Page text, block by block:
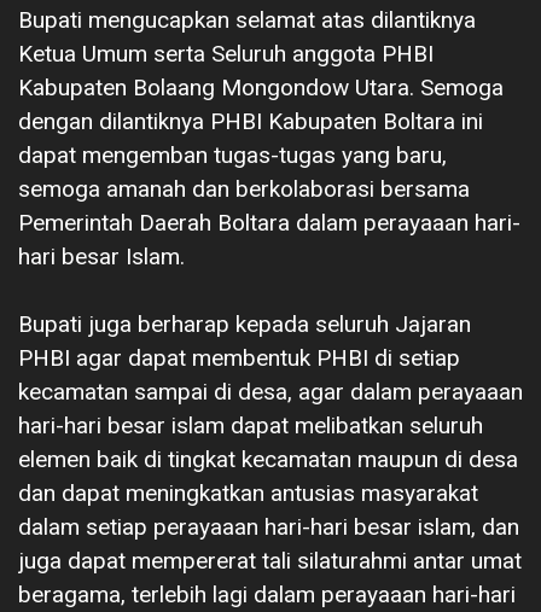
Bupati mengucapkan selamat atas dilantiknya
Ketua Umum serta Seluruh anggota PHBI
Kabupaten Bolaang Mongondow Utara. Semoga
dengan dilantiknya PHBI Kabupaten Boltara ini
dapat mengemban tugas-tugas yang baru,
semoga amanah dan berkolaborasi bersama
Pemerintah Daerah Boltara dalam perayaaan hari-
hari besar Islam.
‎Bupati juga berharap kepada seluruh Jajaran
PHBI agar dapat membentuk PHBI di setiap
kecamatan sampai di desa, agar dalam perayaaan
hari-hari besar islam dapat melibatkan seluruh
elemen baik di tingkat kecamatan maupun di desa
dan dapat meningkatkan antusias masyarakat
dalam setiap perayaaan hari-hari besar islam, dan
juga dapat mempererat tali silaturahmi antar umat
beragama, terlebih lagi dalam perayaaan hari-hari